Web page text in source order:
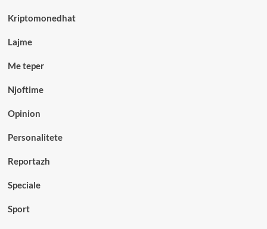
Kriptomonedhat
Lajme
Me teper
Njoftime
Opinion
Personalitete
Reportazh
Speciale
Sport